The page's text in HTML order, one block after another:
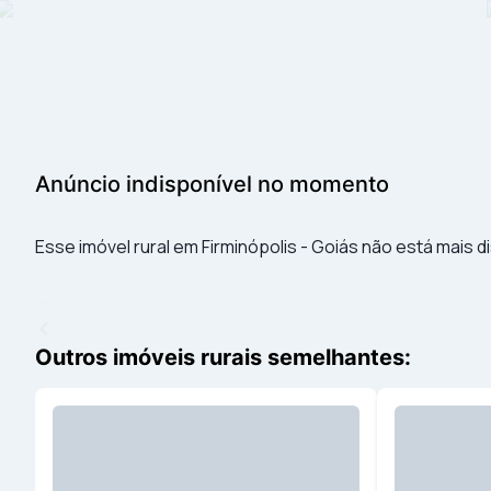
Anúncio indisponível no momento
Esse imóvel rural em Firminópolis - Goiás não está mais
Outros imóveis rurais semelhantes: